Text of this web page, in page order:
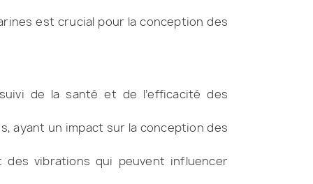
est crucial pour la conception des
de la santé et de l’efficacité des
ayant un impact sur la conception des
vibrations qui peuvent influencer